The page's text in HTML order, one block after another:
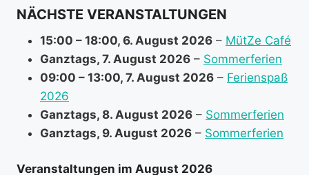
o
a
NÄCHSTE VERANSTALTUNGEN
15:00 – 18:00, 6. August 2026 – MütZe Café
Ganztags, 7. August 2026 – Sommerferien
09:00 – 13:00, 7. August 2026 – Ferienspaß
2026
Ganztags, 8. August 2026 – Sommerferien
Ganztags, 9. August 2026 – Sommerferien
Veranstaltungen im August 2026